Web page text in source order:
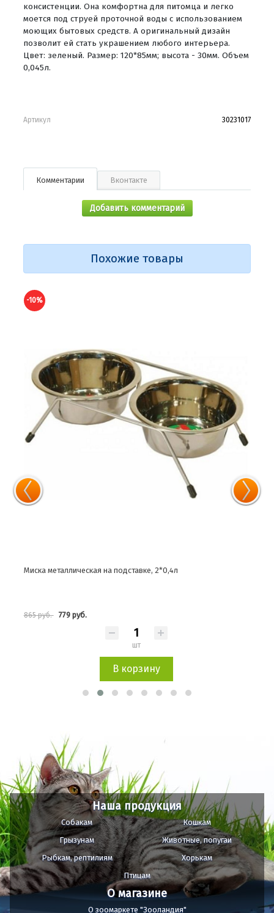
консистенции. Она комфортна для питомца и легко
моется под струей проточной воды с использованием
моющих бытовых средств. А оригинальный дизайн
позволит ей стать украшением любого интерьера.
Цвет: зеленый. Размер: 120*85мм; высота - 30мм. Объем
0,045л.
Артикул 30231017
Комментарии Вконтакте
Добавить комментарий
Похожие товары
-10%
Миска металлическая на подставке, 2*0,4л
865 руб. 779 руб.
шт
В корзину
Наша продукция
Собакам
Кошкам
Грызунам
Животные, попугаи
Рыбкам, рептилиям
Хорькам
Птицам
О магазине
О зоомаркете "Зооландия"